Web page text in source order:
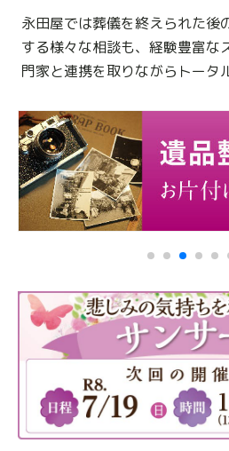
永田屋では葬儀を終えられた後
する様々な相談も、 経験豊富な
門家と連携を取りながらトータ